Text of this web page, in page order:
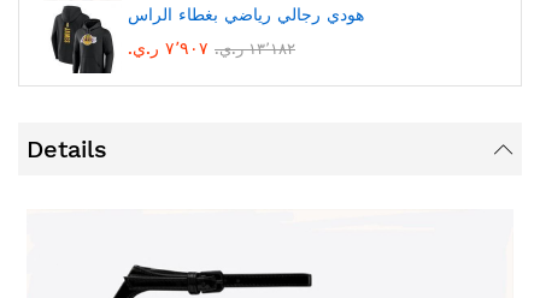
هودي رجالي رياضي بغطاء الراس
٧٬٩٠٧ ر.ي.‏
١٣٬١٨٢ ر.ي.‏
Details